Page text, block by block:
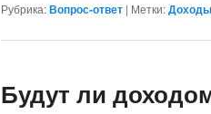
Рубрика:Вопрос-ответ | Метки:Доходы
Будут ли